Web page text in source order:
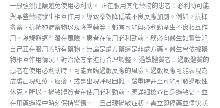
一般強烈建議避免使用必利勁。 正在服用其他藥物的患者：必利勁可能
與某些藥物發生相互作用，導致藥效降低或不良反應加劇。例如，抗抑
鬱藥、抗精神病藥物以及降壓藥等，都有可能與必利勁產生不良相互作
用。為規避這些潛在風險，患者在使用必利勁前，務必向醫生如實告知
自己正在服用的所有藥物，無論是處方藥還是非處方藥。醫生會依據藥
物相互作用情況，對治療方案進行合理調整。 過敏體質者：過敏體質的
患者在使用必利勁時，可能面臨過敏反應的風險。過敏反應可能表現為
皮膚出現紅疹、瘙癢，或是出現呼吸困難，嚴重時甚至可能引發過敏性
休克。所以，過敏體質者在使用必利勁前，應詳細檢查自身過敏史，並
在用藥過程中時刻保持警惕。一旦出現過敏症狀，需立即停藥並儘快就